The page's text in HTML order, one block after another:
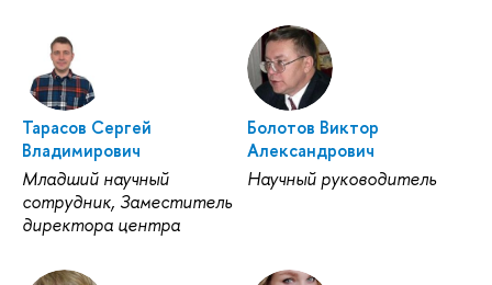
Тарасов Сергей
Владимирович
Младший научный
сотрудник, Заместитель
директора центра
Болотов Виктор
Александрович
Научный руководитель